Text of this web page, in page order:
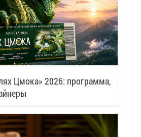
Цмо­ка» 2026: про­грам­ма,